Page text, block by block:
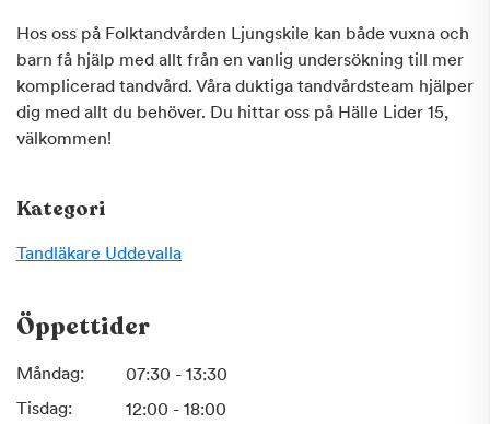
Hos oss på Folktandvården Ljungskile kan både vuxna och
barn få hjälp med allt från en vanlig undersökning till mer
komplicerad tandvård. Våra duktiga tandvårdsteam hjälper
dig med allt du behöver. Du hittar oss på Hälle Lider 15,
välkommen!
Kategori
Tandläkare Uddevalla
Öppettider
Måndag:
07:30 - 13:30
Tisdag:
12:00 - 18:00